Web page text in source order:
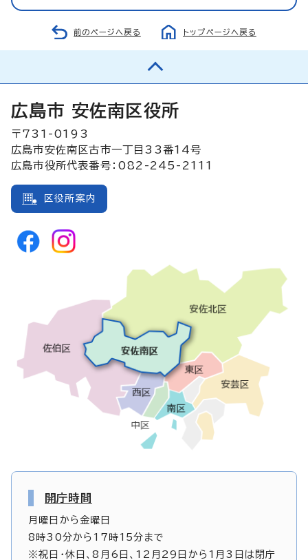
前のページへ戻る トップページへ戻る
広島市 安佐南区役所
〒731-0193
広島市安佐南区古市一丁目33番14号
広島市役所代表番号：082-245-2111
区役所案内
開庁時間
月曜日から金曜日
8時30分から17時15分まで
※祝日・休日、8月6日、12月29日から1月3日は閉庁